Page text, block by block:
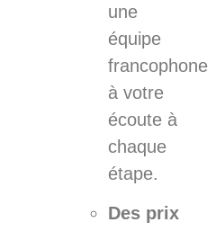
une
équipe
francophone
à votre
écoute à
chaque
étape.
Des prix